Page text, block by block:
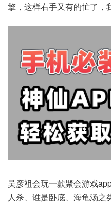
擎，这样右手又有的忙了，
吴彦祖会玩一款聚会游戏
人杀、谁是卧底、海龟汤